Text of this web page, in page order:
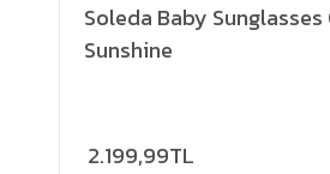
Soleda Baby
Sunshine
2.199,99TL